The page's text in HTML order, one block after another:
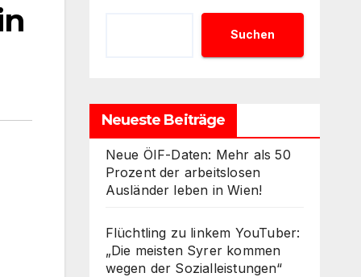
Suchen
Neueste Beiträge
Neue ÖIF-Daten: Mehr als 50
Prozent der arbeitslosen
Ausländer leben in Wien!
Flüchtling zu linkem YouTuber:
„Die meisten Syrer kommen
wegen der Sozialleistungen“